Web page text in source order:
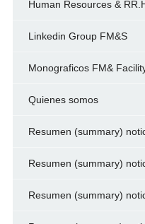
Human Resources &
Linkedin Group FM&S
Monograficos FM&
Quienes somos
Resumen (summary)
Resumen (summary)
Resumen (summary)